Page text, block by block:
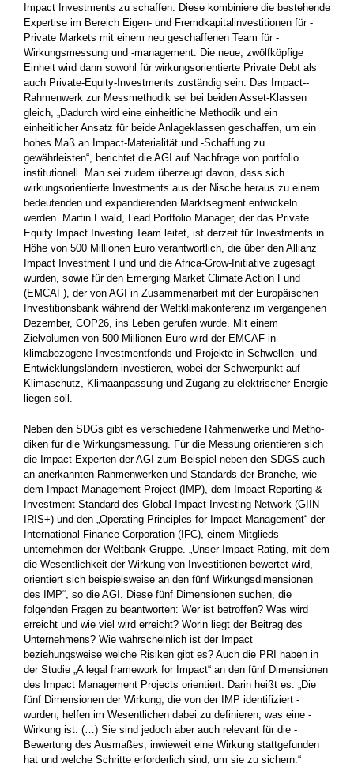
Impact Investments zu schaffen. Diese kombiniere die bestehende
Expertise im Bereich Eigen- und Fremdkapitalinvestitionen für ­
Private Markets mit einem neu geschaffenen Team für ­
Wirkungsmessung und -management. Die neue, zwölfköpfige
Einheit wird dann sowohl für wirkungsorientierte Private Debt als
auch Private-Equity-Investments zuständig sein. Das Impact-­
Rahmenwerk zur Messmethodik sei bei beiden Asset-Klassen
gleich, „Dadurch wird eine einheitliche Methodik und ein
einheitlicher Ansatz für beide Anlageklassen geschaffen, um ein
hohes Maß an Impact-Materialität und -Schaffung zu
gewährleisten“, ­berichtet die AGI auf Nachfrage von portfolio
institutionell. Man sei zudem überzeugt davon, dass sich
wirkungsorientierte Investments aus der Nische heraus zu einem
bedeutenden und expandierenden Marktsegment entwickeln
werden. Martin Ewald, Lead Portfolio Manager, der das Private
Equity Impact Investing Team leitet, ist derzeit für Investments in
Höhe von 500 Millionen Euro verantwortlich, die über den Allianz
Impact Investment Fund und die Africa-Grow-Initiative zugesagt
wurden, sowie für den Emerging Market Climate Action Fund
(EMCAF), der von AGI in ­Zusammenarbeit mit der Europäischen
Investitionsbank während der Weltklimakonferenz im vergangenen
Dezember, COP26, ins Leben gerufen wurde. Mit einem
Zielvolumen von 500 Millionen Euro wird der EMCAF in
klimabezogene Investmentfonds und Projekte in Schwellen- und
Entwicklungsländern investieren, ­wobei der Schwerpunkt auf
Klimaschutz, Klimaanpassung und ­Zugang zu elektrischer Energie
liegen soll.
Neben den SDGs gibt es verschiedene Rahmenwerke und Metho­
diken für die Wirkungsmessung. Für die Messung orientieren sich
die Impact-Experten der AGI zum Beispiel neben den SDGS auch
an anerkannten Rahmenwerken und Standards der Branche, wie
dem Impact Management Project (IMP), dem Impact Reporting &
Investment Standard des Global Impact Investing Network (GIIN
IRIS+) und den „Operating Principles for Impact Management“ der
International Finance Corporation (IFC), einem Mitglieds­
unternehmen der Weltbank-Gruppe. „Unser Impact-Rating, mit dem
die Wesentlichkeit der Wirkung von Investitionen bewertet wird,
orientiert sich beispielsweise an den fünf Wirkungs­dimensionen
des IMP“, so die AGI. Diese fünf Dimensionen ­suchen, die
folgenden Fragen zu beantworten: Wer ist betroffen? Was wird
erreicht und wie viel wird erreicht? Worin liegt der ­Beitrag des
Unternehmens? Wie wahrscheinlich ist der Impact
beziehungsweise welche Risiken gibt es? Auch die PRI haben in
der ­Studie „A legal framework for Impact“ an den fünf Dimensionen
des Impact Management Projects orientiert. Darin heißt es: „Die
fünf Dimensionen der ­Wirkung, die von der IMP identifiziert ­
wurden, helfen im Wesentlichen dabei zu definieren, was eine ­
Wirkung ist. (…) Sie sind ­jedoch aber auch relevant für die ­
Bewertung des Ausmaßes, ­inwieweit eine Wirkung stattgefunden
hat und welche Schritte ­erforderlich sind, um sie zu sichern.“